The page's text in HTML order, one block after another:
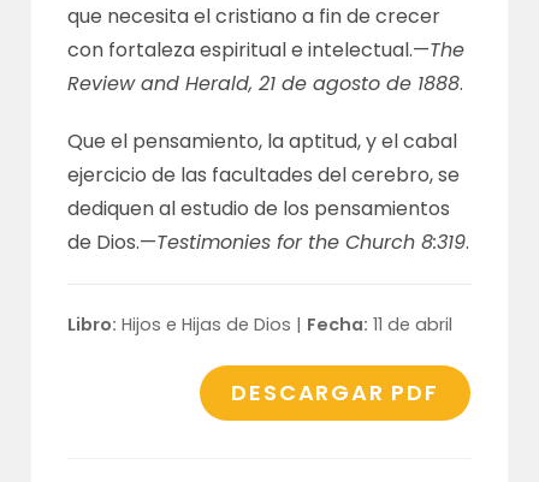
que necesita el cristiano a fin de crecer
con fortaleza espiritual e intelectual.—The
Review and Herald, 21 de agosto de 1888.
Que el pensamiento, la aptitud, y el cabal
ejercicio de las facultades del cerebro, se
dediquen al estudio de los pensamientos
de Dios.—Testimonies for the Church 8:319.
Libro: Hijos e Hijas de Dios | Fecha: 11 de abril
DESCARGAR PDF